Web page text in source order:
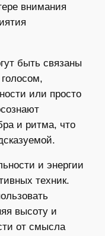
внимания
быть связаны
или просто
и ритма, что
и энергии
техник.
высоту и
от смысла